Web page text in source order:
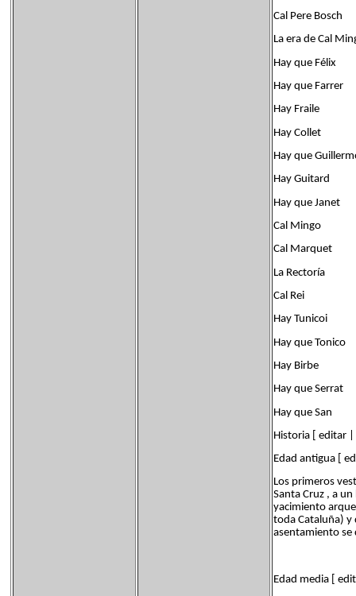
Cal Pere Bosch
La era de Cal
Hay que Félix
Hay que Farrer
Hay Fraile
Hay Collet
Hay que
Hay Guitard
Hay que Janet
Cal Mingo
Cal Marquet
La Rectoría
Cal Rei
Hay Tunicoi
Hay que Tonico
Hay Birbe
Hay que Serrat
Hay que San
Historia [ editar
Edad antigua [
Los primeros
Santa Cruz , a
yacimiento
toda Cataluña) y
asentamiento se
Edad media [